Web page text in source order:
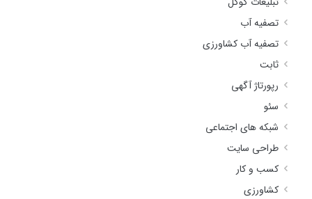
تصفیه آب
تصفیه آب کشاورزی
ثابت
رپورتاژ آگهی
سئو
شبکه های اجتماعی
طراحی سایت
کسب و کار
کشاورزی